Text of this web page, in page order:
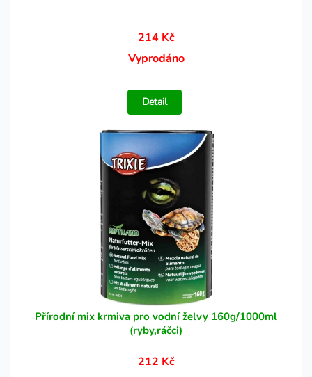
214 Kč
Vyprodáno
Detail
Přírodní mix krmiva pro vodní želvy 160g/1000ml
(ryby,ráčci)
212 Kč